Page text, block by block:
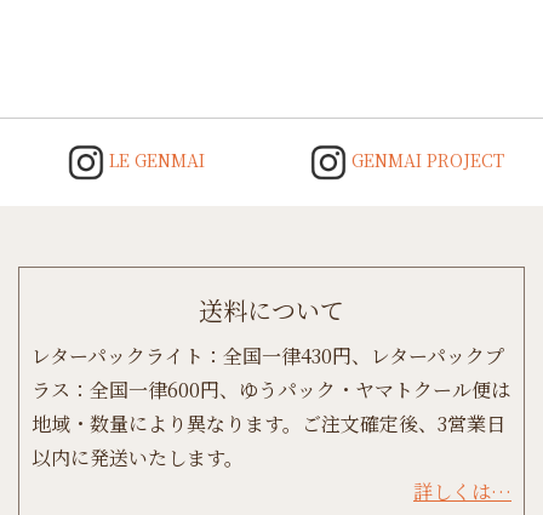
LE GENMAI GENMAI PROJECT
送料について
レターパックライト：全国一律430円、レターパックプ
ラス：全国一律600円、ゆうパック・ヤマトクール便は
地域・数量により異なります。ご注文確定後、3営業日
以内に発送いたします。
詳しくは…